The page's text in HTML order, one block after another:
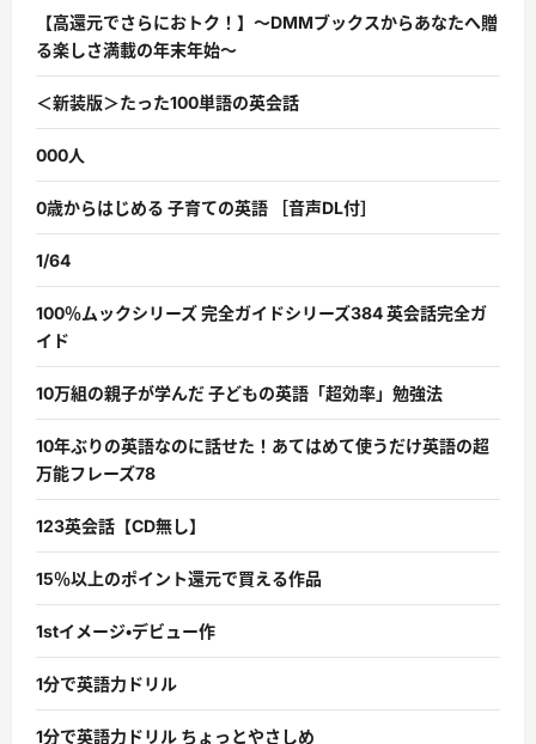
【高還元でさらにおトク！】〜DMMブックスからあなたへ贈
る楽しさ満載の年末年始〜
＜新装版＞たった100単語の英会話
000人
0歳からはじめる 子育ての英語 ［音声DL付］
1/64
100％ムックシリーズ 完全ガイドシリーズ384 英会話完全ガ
イド
10万組の親子が学んだ 子どもの英語「超効率」勉強法
10年ぶりの英語なのに話せた！あてはめて使うだけ英語の超
万能フレーズ78
123英会話【CD無し】
15％以上のポイント還元で買える作品
1stイメージ・デビュー作
1分で英語力ドリル
1分で英語力ドリル ちょっとやさしめ